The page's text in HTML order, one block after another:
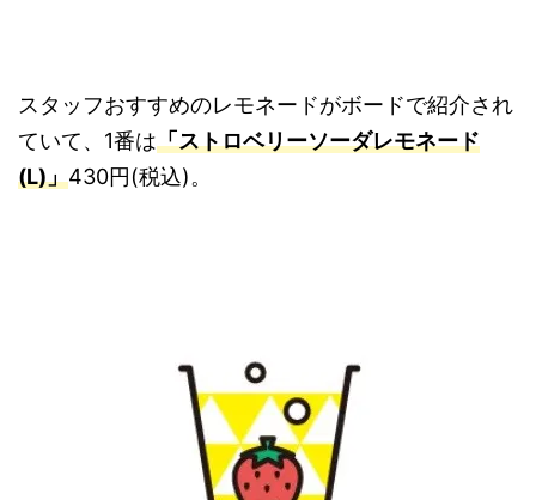
スタッフおすすめのレモネードがボードで紹介され
ていて、1番は「ストロベリーソーダレモネード
(L)」430円(税込)。